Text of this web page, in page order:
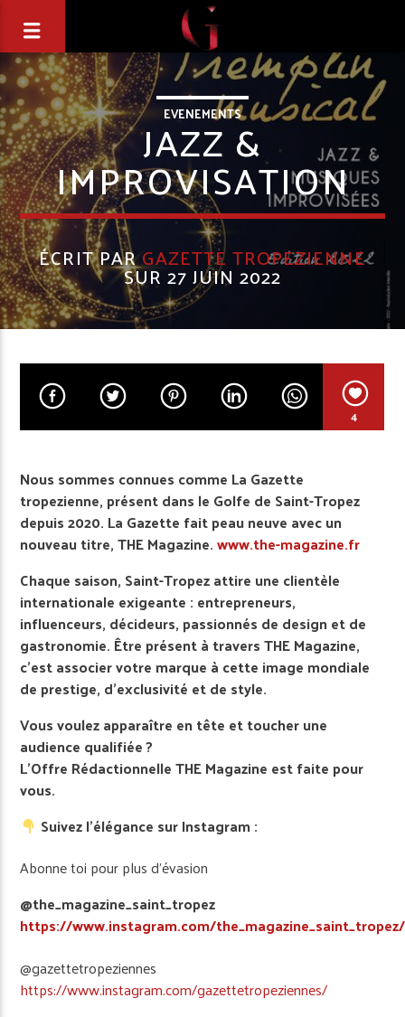
EVENEMENTS
JAZZ &
IMPROVISATION
ÉCRIT PARGAZETTE TROPEZIENNE
SUR 27 JUIN 2022
4
Nous sommes connues comme La Gazette
tropezienne, présent dans le Golfe de Saint-Tropez
depuis 2020. La Gazette fait peau neuve avec un
nouveau titre, THE Magazine.www.the-magazine.fr
Chaque saison, Saint-Tropez attire une clientèle
internationale exigeante : entrepreneurs,
influenceurs, décideurs, passionnés de design et de
gastronomie. Être présent à travers THE Magazine,
c’est associer votre marque à cette image mondiale
de prestige, d’exclusivité et de style.
Vous voulez apparaître en tête et toucher une
audience qualifiée ?
L’Offre Rédactionnelle THE Magazine est faite pour
vous.
Suivez l’élégance sur Instagram :
Abonne toi pour plus d’évasion
@the_magazine_saint_tropez
https://www.instagram.com/the_magazine_saint_tropez/
@gazettetropeziennes
https://www.instagram.com/gazettetropeziennes/